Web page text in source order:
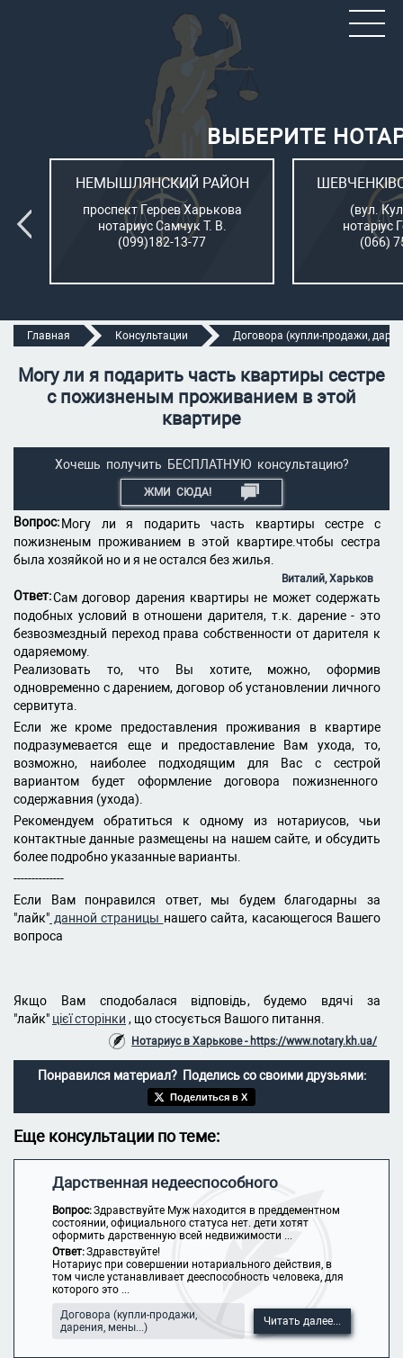
ВЫБЕРИТЕ
НЕМЫШЛЯНСКИЙ РАЙОН
проспект Героев Харькова
нотариус Самчук Т. В.
(099)182-13-77
(вул.
нотаріус
(066)
Главная Консультации Договора (купли-продажи,
Могу ли я подарить часть квартиры сестре
с пожизненым проживанием в этой
квартире
Хочешь получить БЕСПЛАТНУЮ консультацию?
ЖМИ СЮДА!
Вопрос: Могу ли я подарить часть квартиры сестре с
пожизненым проживанием в этой квартире.чтобы сестра
была хозяйкой но и я не остался без жилья.
Виталий, Харьков
Ответ:Сам договор дарения квартиры не может содержать
подобных условий в отношени дарителя, т.к. дарение - это
безвозмездный переход права собственности от дарителя к
одаряемому.
Реализовать то, что Вы хотите, можно, оформив
одновременно с дарением, договор об установлении личного
сервитута.
Если же кроме предоставления проживания в квартире
подразумевается еще и предоставление Вам ухода, то,
возможно, наиболее подходящим для Вас с сестрой
вариантом будет оформление договора пожизненного
содержавния (ухода).
Рекомендуем обратиться к одному из нотариусов, чьи
контактные данные размещены на нашем сайте, и обсудить
более подробно указанные варианты.
--------------
Если Вам понравился ответ, мы будем благодарны за
"лайк" данной страницы нашего сайта, касающегося Вашего
вопроса
Якщо Вам сподобалася відповідь, будемо вдячі за
"лайк" цієї сторінки , що стосується Вашого питання.
Нотариус в Харькове - https://www.notary.kh.ua/
Понравился материал? Поделись со своими друзьями:
Поделиться в X
Еще консультации по теме:
Дарственная недееспособного
Вопрос:Здравствуйте Муж находится в преддементном
состоянии, официального статуса нет. дети хотят
оформить дарственную всей недвижимости ...
Ответ:Здравствуйте!
Нотариус при совершении нотариального действия, в
том числе устанавливает дееспособность человека, для
которого это ...
Договора (купли-продажи,
дарения, мены...)
Читать далее...